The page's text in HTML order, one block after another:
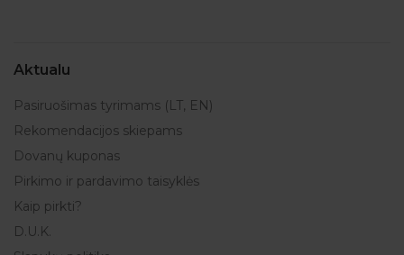
Aktualu
Pasiruošimas tyrimams (LT, EN)
Rekomendacijos skiepams
Dovanų kuponas
Pirkimo ir pardavimo taisyklės
Kaip pirkti?
D.U.K.